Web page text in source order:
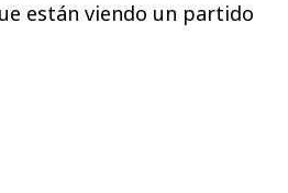
están viendo un partido